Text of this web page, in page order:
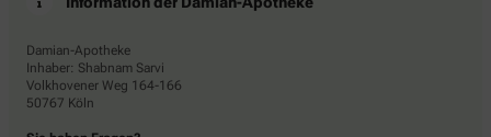
Damian-Apotheke
Inhaber: Shabnam Sarvi
Volkhovener Weg 164-166
50767 Köln